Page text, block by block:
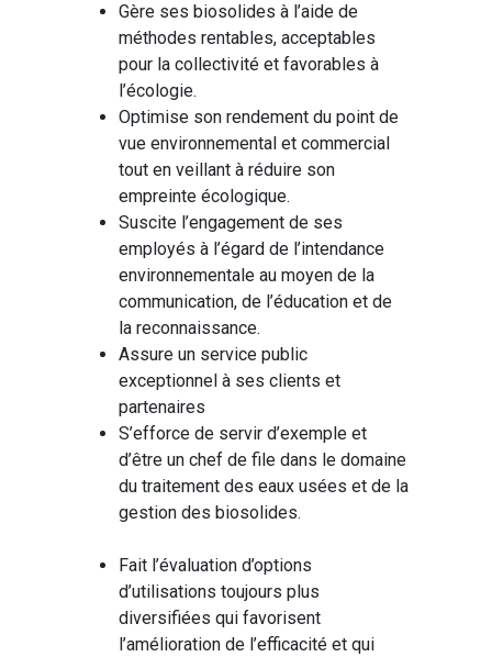
Gère ses biosolides à l’aide de
méthodes rentables, acceptables
pour la collectivité et favorables à
l’écologie.
Optimise son rendement du point de
vue environnemental et commercial
tout en veillant à réduire son
empreinte écologique.
Suscite l’engagement de ses
employés à l’égard de l’intendance
environnementale au moyen de la
communication, de l’éducation et de
la reconnaissance.
Assure un service public
exceptionnel à ses clients et
partenaires
S’efforce de servir d’exemple et
d’être un chef de file dans le domaine
du traitement des eaux usées et de la
gestion des biosolides.
Fait l’évaluation d’options
d’utilisations toujours plus
diversifiées qui favorisent
l’amélioration de l’efficacité et qui